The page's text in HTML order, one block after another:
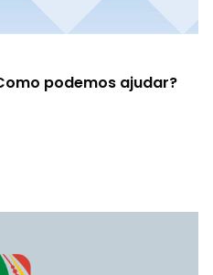
podemos ajudar?